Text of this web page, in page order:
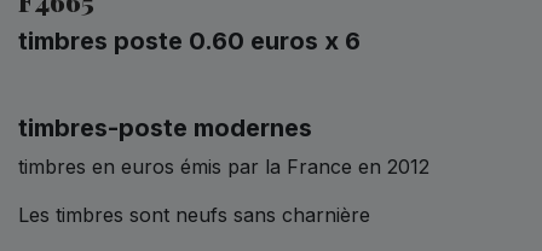
timbres poste 0.60 euros x 6
timbres-poste modernes
timbres en euros émis par la France en 2012
Les timbres sont neufs sans charnière